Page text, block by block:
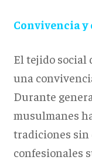
Convivencia
El tejido social
una
Durante
musulmanes
tradiciones sin
confesionales